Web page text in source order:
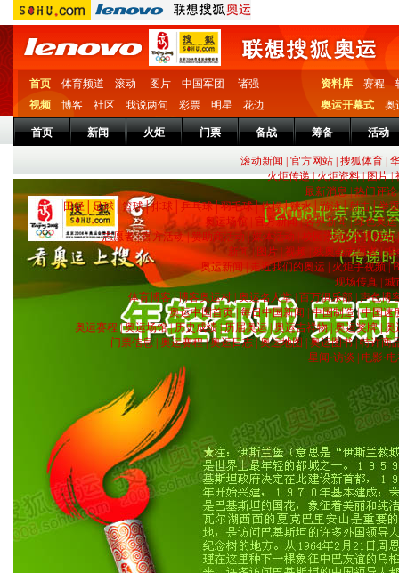
首页 体育频道 滚动 图片 中国军团
诸强
视频
博客 社区 我说两句 彩票 明星 花边
资料库 赛程
奥运开幕式
奥
首页 新闻 火炬 门票 备战 筹备 活动
滚动新闻 官方网站 搜狐体育
火炬传递|火炬资料|图片|
最新消息|热门评论
田径│ 足球│ 篮球│排球 乒乓球│羽毛球│体操│跳水│游泳│射击│举重
奥运场馆
官方新闻|各界新闻|绿色奥运
志愿者|官方活动|赞助商活动 |媒体活动 校园活动|各界活动
新闻
图片 |视频 |残奥会志愿者|报
奥运新闻|走近我们的奥运 火炬手视频|
现场传真 城
体育博客|博客奥运村 |奥运名人堂| 百万俱乐部 声色博
奥运中国首页| 每日中国新闻 |中国制造|中国速
奥运赛程 |奥运场馆|历史成绩|历届奥运|奥运吉祥物| 奥运奖牌|奥
门票信息
奥运赛程|奥运日志|奥运地图 奥运图书|特许商
星闻·访谈
电影·